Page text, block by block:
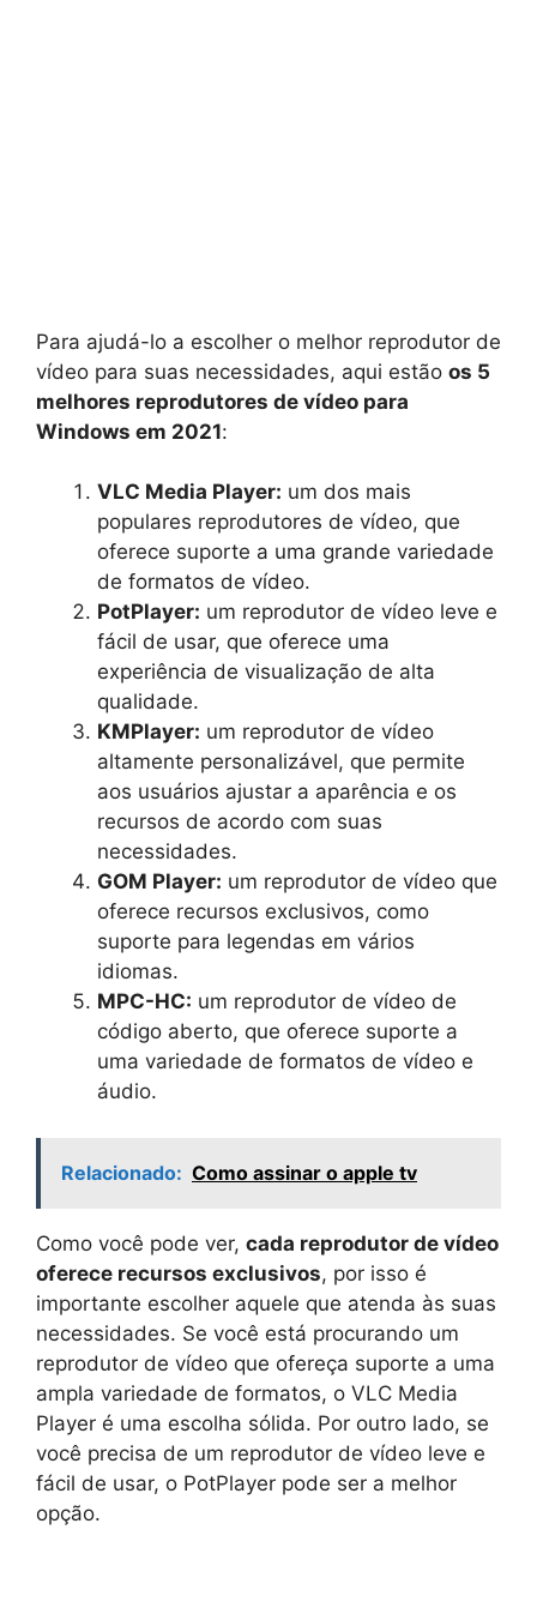
Para ajudá-lo a escolher o melhor reprodutor de
vídeo para suas necessidades, aqui estão os 5
melhores reprodutores de vídeo para
Windows em 2021:
VLC Media Player: um dos mais
populares reprodutores de vídeo, que
oferece suporte a uma grande variedade
de formatos de vídeo.
PotPlayer: um reprodutor de vídeo leve e
fácil de usar, que oferece uma
experiência de visualização de alta
qualidade.
KMPlayer: um reprodutor de vídeo
altamente personalizável, que permite
aos usuários ajustar a aparência e os
recursos de acordo com suas
necessidades.
GOM Player: um reprodutor de vídeo que
oferece recursos exclusivos, como
suporte para legendas em vários
idiomas.
MPC-HC: um reprodutor de vídeo de
código aberto, que oferece suporte a
uma variedade de formatos de vídeo e
áudio.
Relacionado: Como assinar o apple tv
Como você pode ver, cada reprodutor de vídeo
oferece recursos exclusivos, por isso é
importante escolher aquele que atenda às suas
necessidades. Se você está procurando um
reprodutor de vídeo que ofereça suporte a uma
ampla variedade de formatos, o VLC Media
Player é uma escolha sólida. Por outro lado, se
você precisa de um reprodutor de vídeo leve e
fácil de usar, o PotPlayer pode ser a melhor
opção.